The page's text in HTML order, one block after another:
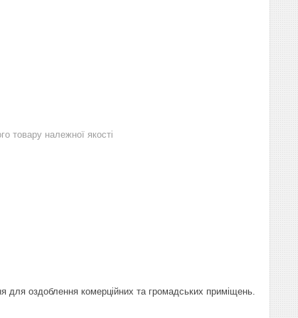
товару належної якості
для оздоблення комерційних та громадських приміщень.